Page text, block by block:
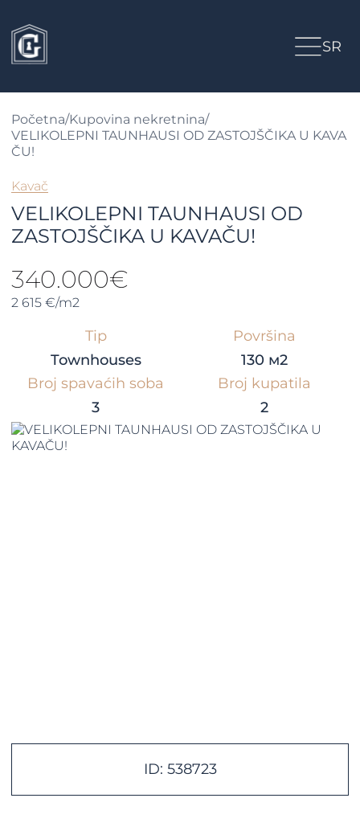
SR
Početna/Kupovina nekretnina/
VELIKOLEPNI TAUNHAUSI OD ZASTOJŠČIKA U KAVA
ČU!
Kavač
VELIKOLEPNI TAUNHAUSI OD
ZASTOJŠČIKA U KAVAČU!
340.000€
2 615 €/m2
Tip
Townhouses
Površina
130 м2
Broj spavaćih soba
3
Broj kupatila
2
ID: 538723